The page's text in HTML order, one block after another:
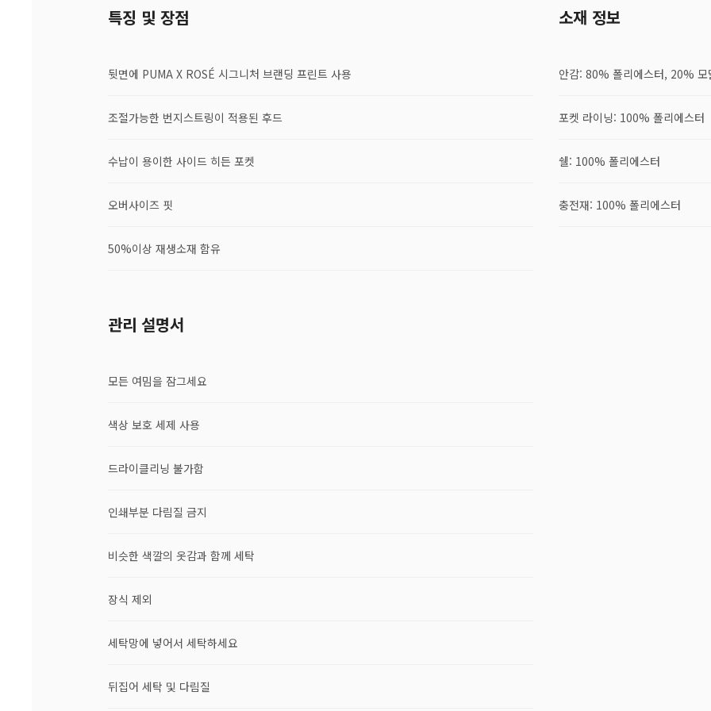
특징 및 장점
뒷면에 PUMA X ROSÉ 시그니처 브랜딩 프린트 사용
조절가능한 번지스트링이 적용된 후드
수납이 용이한 사이드 히든 포켓​
오버사이즈 핏
50%이상 재생소재 함유
소재 정보
안감: 80% 폴리에스터, 20% 모
포켓 라이닝: 100% 폴리에스터
쉘: 100% 폴리에스터
충전재: 100% 폴리에스터
관리 설명서
모든 여밈을 잠그세요
색상 보호 세제 사용
드라이클리닝 불가함
인쇄부분 다림질 금지
비슷한 색깔의 옷감과 함께 세탁
장식 제외
세탁망에 넣어서 세탁하세요
뒤집어 세탁 및 다림질